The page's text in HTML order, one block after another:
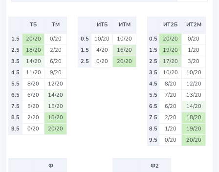
ТБ
ТМ
1.5
20/20
0/20
2.5
18/20
2/20
3.5
14/20
6/20
4.5
11/20
9/20
5.5
8/20
12/20
6.5
6/20
14/20
7.5
5/20
15/20
8.5
2/20
18/20
9.5
0/20 20/20
ИТБ
ИТМ
0.5
10/20
10/20
1.5
4/20
16/20
2.5
0/20 20/20
ИТ2Б
ИТ2М
0.5
20/20
0/20
1.5
19/20
1/20
2.5
17/20
3/20
3.5
10/20
10/20
4.5
8/20
12/20
5.5
7/20
13/20
6.5
6/20
14/20
7.5
2/20
18/20
8.5
1/20
19/20
9.5
0/20 20/20
Ф
Ф2